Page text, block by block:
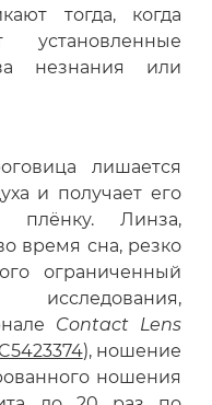
тогда, когда
установленные
незнания или
лишается
и получает его
плёнку. Линза,
время сна, резко
ограниченный
Contact Lens
), ношение
ношения